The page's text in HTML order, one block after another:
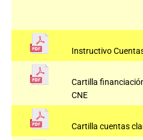
Instructivo
Cartilla
CNE
Cartilla cuentas